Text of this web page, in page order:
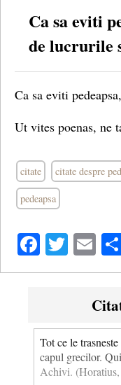
Ca sa eviti
de lucrurile
Ca sa eviti
Ut vites poenas, ne
citate citate despre
pedeapsa
Tot ce le
capul grecilor.
Achivi.